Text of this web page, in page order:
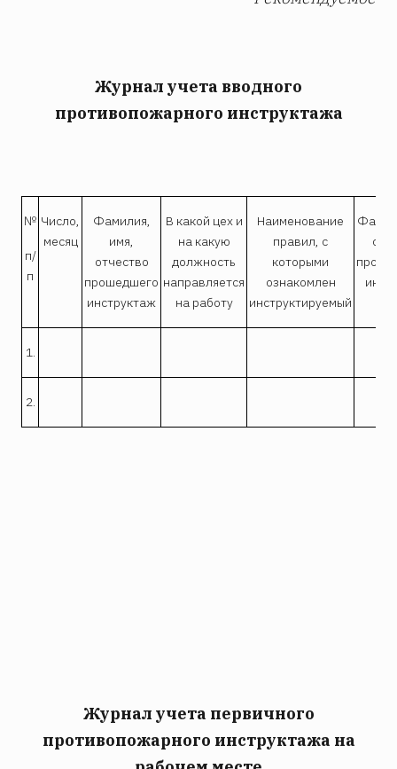
Журнал учета вводного
противопожарного инструктажа
№
п/
п
Число,
месяц
Фамилия,
имя,
отчество
прошедшего
инструктаж
В какой цех и
на какую
должность
направляется
на работу
Наименование
правил, с
которыми
ознакомлен
инструктируемый
1.
2.
Журнал учета первичного
противопожарного инструктажа на